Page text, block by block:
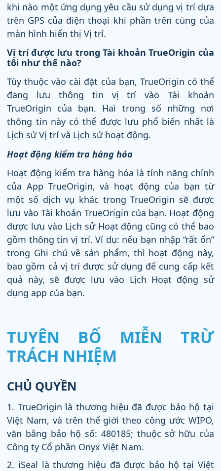
khi nào một ứng dụng yêu cầu sử dụng vị trí dựa
trên GPS của điện thoại khi phần trên cùng của
màn hình hiển thị Vị trí.
Vị trí được lưu trong Tài khoản TrueOrigin của
tôi như thế nào?
Tùy thuộc vào cài đặt của bạn, TrueOrigin có thể
đang lưu thông tin vị trí vào Tài khoản
TrueOrigin của bạn. Hai trong số những nơi
thông tin này có thể được lưu phổ biến nhất là
Lịch sử Vị trí và Lịch sử hoạt động.
Hoạt động kiểm tra hàng hóa
Hoạt động kiểm tra hàng hóa là tính năng chính
của App TrueOrigin, và hoạt động của bạn từ
một số dịch vụ khác trong TrueOrigin sẽ được
lưu vào Tài khoản TrueOrigin của bạn. Hoạt động
được lưu vào Lịch sử Hoạt động cũng có thể bao
gồm thông tin vị trí. Ví dụ: nếu bạn nhập “rất ổn”
trong Ghi chú về sản phẩm, thì hoạt động này,
bao gồm cả vị trí được sử dụng để cung cấp kết
quả này, sẽ được lưu vào Lịch Hoạt động sử
dụng app của bạn.
TUYÊN BỐ MIỄN TRỪ
TRÁCH NHIỆM
CHỦ QUYỀN
1. TrueOrigin là thương hiệu đã được bảo hộ tại
Việt Nam, và trên thế giới theo công ước WIPO,
văn bằng bảo hộ số: 480185; thuộc sở hữu của
Công ty Cổ phần Onyx Việt Nam.
2. iSeal là thương hiệu đã được bảo hộ tại Việt